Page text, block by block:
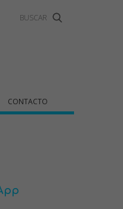
CONTACTO